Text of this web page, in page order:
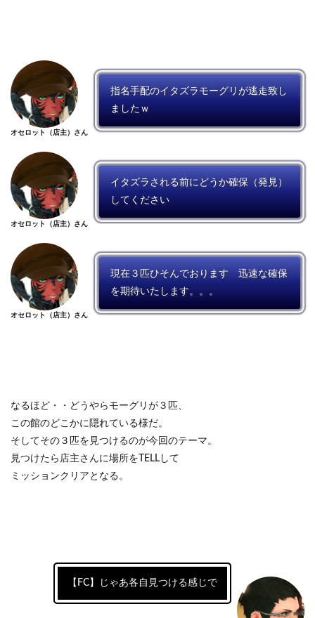
オセロット（店主）さん
指名手配のイタズラモーグリが逃走致し
ましたｗ
オセロット（店主）さん
イタズラされる前にどうか確保（発見）
してください
オセロット（店主）さん
現在３匹ひそんでおります 迅速な確保
を期待いたします。。。
なるほど・・どうやらモーグリが３匹、
この館のどこかに隠れている様だ。
そしてその３匹を見つけるのが今回のテーマ。
見つけたら店主さんに場所をTELLして
ミッションクリアとなる。
【FC】じゃあ各自見つける感じで